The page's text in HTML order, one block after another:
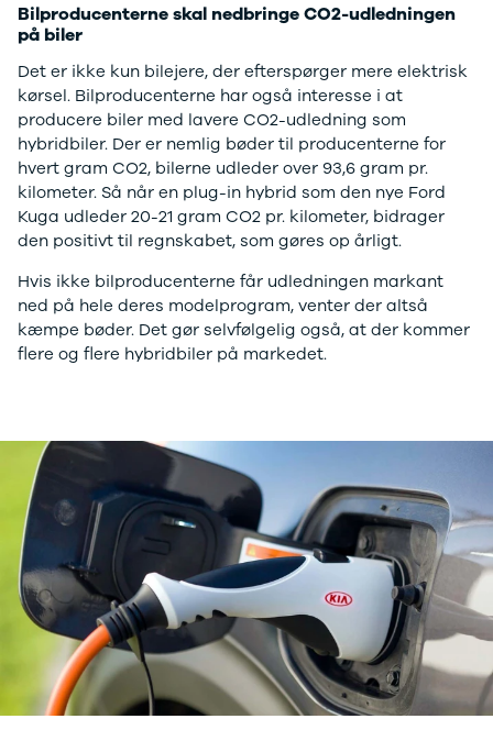
Porsche
Porsche
Macan S
Panamera
Turbo S
Taycan Turbo
911 Carrera
4S
Renault
Renault
Elbil
SUV
Twingo
Zoe
Megane III
Megane IV
Scenic
Kadjar
Talisman
Espace
Arkana
Megane
Clio III
Kangoo
Bilproducenterne skal nedbringe CO2-udledningen
på biler
Det er ikke kun bilejere, der efterspørger mere elektrisk
kørsel. Bilproducenterne har også interesse i at
producere biler med lavere CO2-udledning som
hybridbiler. Der er nemlig bøder til producenterne for
hvert gram CO2, bilerne udleder over 93,6 gram pr.
kilometer. Så når en plug-in hybrid som den nye Ford
Kuga udleder 20-21 gram CO2 pr. kilometer, bidrager
den positivt til regnskabet, som gøres op årligt.
Hvis ikke bilproducenterne får udledningen markant
ned på hele deres modelprogram, venter der altså
kæmpe bøder. Det gør selvfølgelig også, at der kommer
flere og flere hybridbiler på markedet.